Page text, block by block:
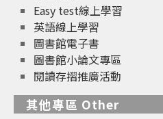
Easy test線上學習
英語線上學習
圖書館電子書
圖書館小論文專區
閱讀存摺推廣活動
其他專區 Other